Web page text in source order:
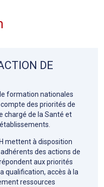
DE
formation nationales
des priorités de
chargé de la Santé et
mettent à disposition
des actions de
aux priorités
qualification, accès à la
ressources